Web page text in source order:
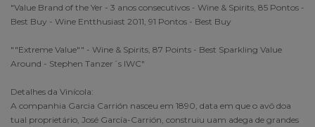
"Value Brand of the Yer - 3 anos consecutivos - Wine & Spirits, 85 Pontos -
Best Buy - Wine Entthusiast 2011, 91 Pontos - Best Buy
""Extreme Value"" - Wine & Spirits, 87 Points - Best Sparkling Value
Around - Stephen Tanzer´s IWC"
Detalhes da Vinícola:
A companhia Garcia Carrión nasceu em 1890, data em que o avô doa
tual proprietário, José García-Carrión, construiu uam adega de grandes